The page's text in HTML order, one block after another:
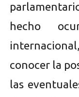
hecho
conocer la
las